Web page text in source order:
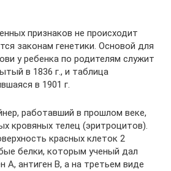
признаков не происходит
законам генетики. Основой для
у ребенка по родителям служит
в 1836 г., и таблица
в 1901 г.
работавший в прошлом веке,
кровяных телец (эритроцитов).
красных клеток 2
белки, которым ученый дал
A, антиген B, а на третьем виде